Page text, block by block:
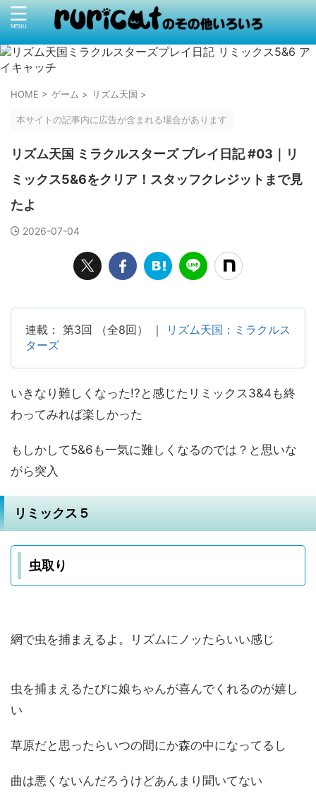
HOME > ゲーム > リズム天国 >
本サイトの記事内に広告が含まれる場合があります
リズム天国 ミラクルスターズ プレイ日記 #03｜リ
ミックス5&6をクリア！スタッフクレジットまで見
たよ
2026-07-04
連載： 第3回 （全8回） ｜
リズム天国：ミラクルス
ターズ
いきなり難しくなった!?と感じたリミックス3&4も終
わってみれば楽しかった
もしかして5&6も一気に難しくなるのでは？と思いな
がら突入
リミックス５
虫取り
網で虫を捕まえるよ。リズムにノッたらいい感じ
虫を捕まえるたびに娘ちゃんが喜んでくれるのが嬉し
い
草原だと思ったらいつの間にか森の中になってるし
曲は悪くないんだろうけどあんまり聞いてない